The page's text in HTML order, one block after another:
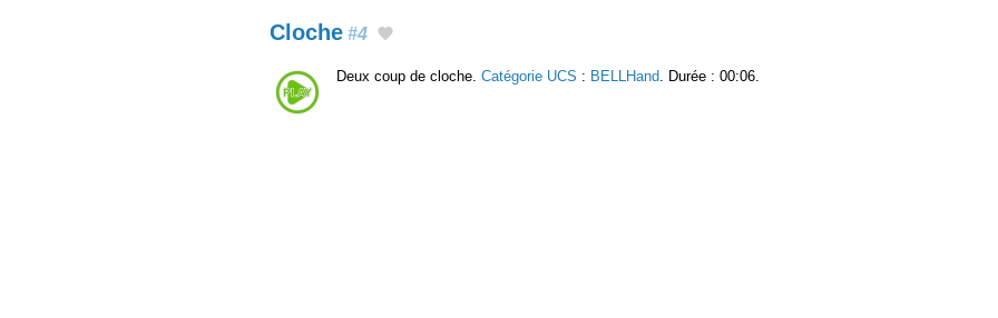
Cloche #4
Deux coup de cloche. Catégorie UCS : BELLHand . Durée : 00:06.